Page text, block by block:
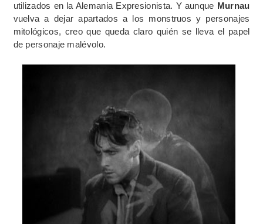
utilizados en la Alemania Expresionista. Y aunque Murnau
vuelva a dejar apartados a los monstruos y personajes
mitológicos, creo que queda claro quién se lleva el papel
de personaje malévolo.